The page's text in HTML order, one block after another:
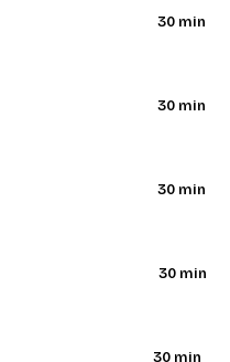
30 min
30 min
30 min
30 min
30 min